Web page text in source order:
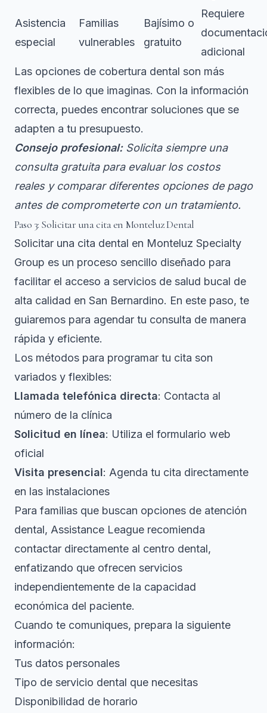
Asistencia
especial
Familias
vulnerables
Bajísimo o
gratuito
Requiere
adicional
Las opciones de cobertura dental son más
flexibles de lo que imaginas. Con la información
correcta, puedes encontrar soluciones que se
adapten a tu presupuesto.
Consejo profesional: Solicita siempre una
consulta gratuita para evaluar los costos
reales y comparar diferentes opciones de pago
antes de comprometerte con un tratamiento.
Paso 3: Solicitar una cita en Monteluz Dental
Solicitar una cita dental en Monteluz Specialty
Group es un proceso sencillo diseñado para
facilitar el acceso a servicios de salud bucal de
alta calidad en San Bernardino. En este paso, te
guiaremos para agendar tu consulta de manera
rápida y eficiente.
Los métodos para programar tu cita son
variados y flexibles:
Llamada telefónica directa: Contacta al
número de la clínica
Solicitud en línea: Utiliza el formulario web
oficial
Visita presencial: Agenda tu cita directamente
en las instalaciones
Para familias que buscan opciones de atención
dental, Assistance League recomienda
contactar directamente al centro dental,
enfatizando que ofrecen servicios
independientemente de la capacidad
económica del paciente.
Cuando te comuniques, prepara la siguiente
información:
Tus datos personales
Tipo de servicio dental que necesitas
Disponibilidad de horario